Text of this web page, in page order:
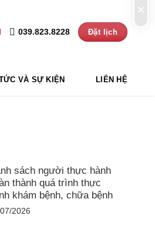
039.823.8228 Đặt lịch
VÀ SỰ KIỆN LIÊN HỆ
sách người thực hành
thành quá trình thực
khám bệnh, chữa bệnh
2026
×